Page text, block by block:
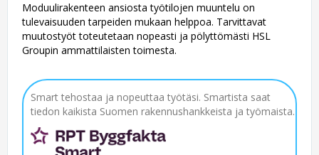
Moduulirakenteen ansiosta työtilojen muuntelu on
tulevaisuuden tarpeiden mukaan helppoa. Tarvittavat
muutostyöt toteutetaan nopeasti ja pölyttömästi HSL
Groupin ammattilaisten toimesta.
Smart tehostaa ja nopeuttaa työtäsi. Smartista saat
tiedon kaikista Suomen rakennushankkeista ja työmaista.